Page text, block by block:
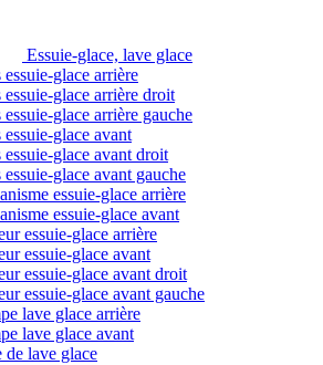
Essuie-glace, lave glace
essuie-glace arrière
essuie-glace arrière droit
essuie-glace arrière gauche
essuie-glace avant
essuie-glace avant droit
essuie-glace avant gauche
essuie-glace arrière
essuie-glace avant
essuie-glace arrière
essuie-glace avant
essuie-glace avant droit
essuie-glace avant gauche
lave glace arrière
lave glace avant
de lave glace